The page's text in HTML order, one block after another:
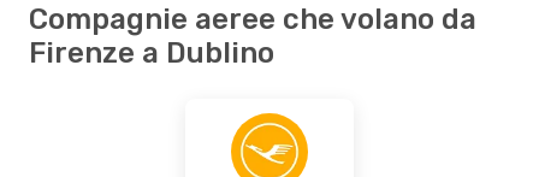
Compagnie aeree che volano da
Firenze a Dublino